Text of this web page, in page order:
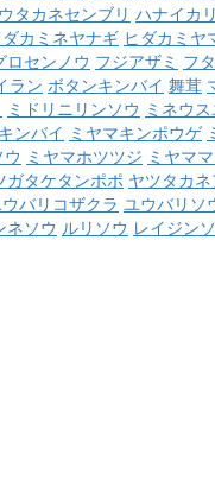
タカネセンブリ ハナイカリ
ダカミネヤナギ ヒダカミヤ
ロセンノウ フジアザミ フ
ラン ボタンキンバイ 舞茸
ミドリニリンソウ ミネウ
ンバイ ミヤマキンポウゲ
ミヤマホツツジ ミヤマ
ガタケタンポポ ヤツタカネ
バリコザクラ ユウバリソ
ネソウ ルリソウ レイジン